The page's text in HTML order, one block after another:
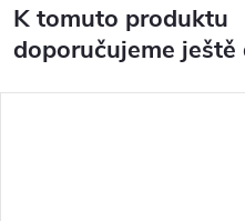
K tomuto produktu
doporučujeme